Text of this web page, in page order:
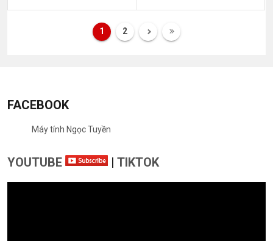
1 2
FACEBOOK
Máy tính Ngọc Tuyền
YOUTUBE | TIKTOK